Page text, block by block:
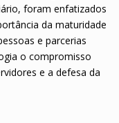
foram enfatizados
da maturidade
e parcerias
o compromisso
e a defesa da